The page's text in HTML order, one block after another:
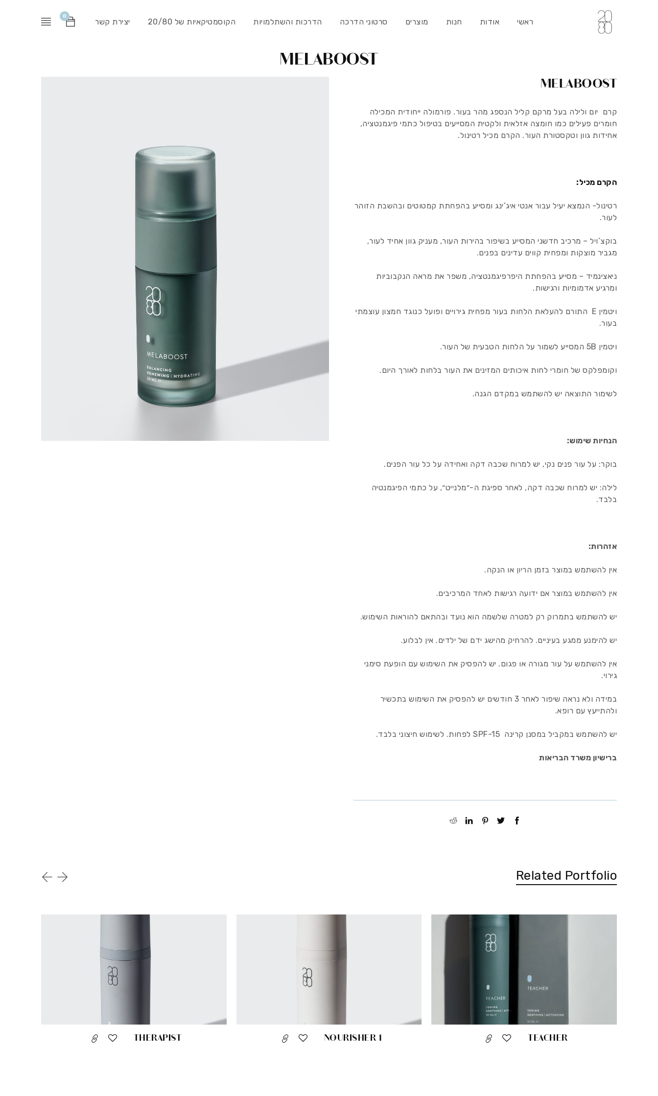
ראשי אודות חנות מוצרים סרטוני הדרכה הדרכות והשתלמויות הקוסמטיקאיות של 20/80 יצירת קשר
0
MELABOOST
MELABOOST
קרם יום ולילה בעל מרקם קליל הנספג מהר בעור. פורמולה ייחודית המכילה
חומרים פעילים כמו חומצה אזלאית ולקטית המסייעים בטיפול כתמי פיגמנטציה,
אחידות גוון וטקסטורת העור. הקרם מכיל רטינול.
הקרם מכיל:
רטינול- הנמצא יעיל עבור אנטי איג’ינג ומסייע בהפחתת קמטוטים ובהשבת הזוהר
לעור.
בוקצ’ויל – מרכיב חדשני המסייע בשיפור בהירות העור, מעניק גוון אחיד לעור,
מגביר מוצקות ומפחית קווים עדינים בפנים.
ניאצינמיד – מסייע בהפחתת היפרפיגמנטציה, משפר את מראה הנקבוביות
ומרגיע אדמומיות ורגישות.
ויטמין E התורם להעלאת הלחות בעור מפחית גירויים ופועל כנוגד חמצון עוצמתי
בעור.
ויטמין 5B המסייע לשמור על הלחות הטבעית של העור.
וקומפלקס של חומרי לחות איכותים המזינים את העור בלחות לאורך היום.
לשימור התוצאה יש להשתמש במקדם הגנה.
הנחיות שימוש:
בוקר: על עור פנים נקי, יש למרוח שכבה דקה ואחידה על כל עור הפנים.
לילה: יש למרוח שכבה דקה, לאחר ספיגת ה-״מלנייט״, על כתמי הפיגמנטיה
בלבד.
אזהרות:
אין להשתמש במוצר בזמן הריון או הנקה.
אין להשתמש במוצר אם ידועה רגישות לאחד המרכיבים.
יש להשתמש בתמרוק רק למטרה שלשמה הוא נועד ובהתאם להוראות השימוש.
יש להימנע ממגע בעיניים. להרחיק מהישג ידם של ילדים. אין לבלוע.
אין להשתמש על עור מגורה או פגום. יש להפסיק את השימוש עם הופעת סימני
גירוי.
במידה ולא נראה שיפור לאחר 3 חודשים יש להפסיק את השימוש בתכשיר
ולהתייעץ עם רופא.
יש להשתמש במקביל במסנן קרינה SPF-15 לפחות. לשימוש חיצוני בלבד.
ברישיון משרד הבריאות
Related Portfolio
TEACHER
NOURISHER 1
THERAPIST